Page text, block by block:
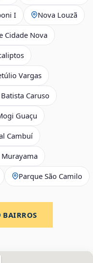
I Nova Louzã
Cidade Nova
Vargas
Caruso
Guaçu
Cambuí
Murayama
Parque São Camilo
BAIRROS